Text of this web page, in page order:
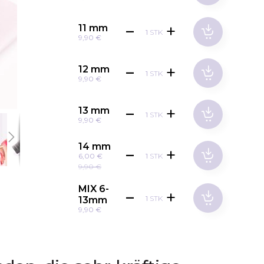
11 mm
9,90 €
STK
12 mm
9,90 €
STK
13 mm
9,90 €
STK
14 mm
6,00 €
9,90 €
STK
MIX 6-
13mm
9,90 €
STK